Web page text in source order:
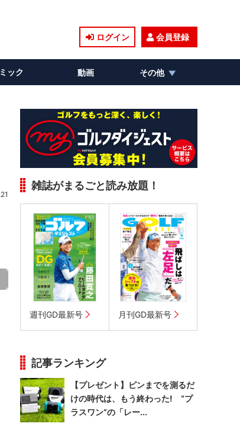
ログイン 会員登録
ック 動画 その他
雑誌がまるごと読み放題！
週刊GD最新号 月刊GD最新号
記事ランキング
【プレゼント】ピンまでを測るだ
けの時代は、もう終わった! “プ
ラスワン”の「レー...